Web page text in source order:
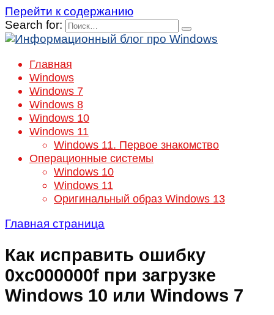
Перейти к содержанию
Search for:
Главная
Windows
Windows 7
Windows 8
Windows 10
Windows 11
Windows 11. Первое знакомство
Операционные системы
Windows 10
Windows 11
Оригинальный образ Windows 13
Главная страница
Как исправить ошибку
0xc000000f при загрузке
Windows 10 или Windows 7